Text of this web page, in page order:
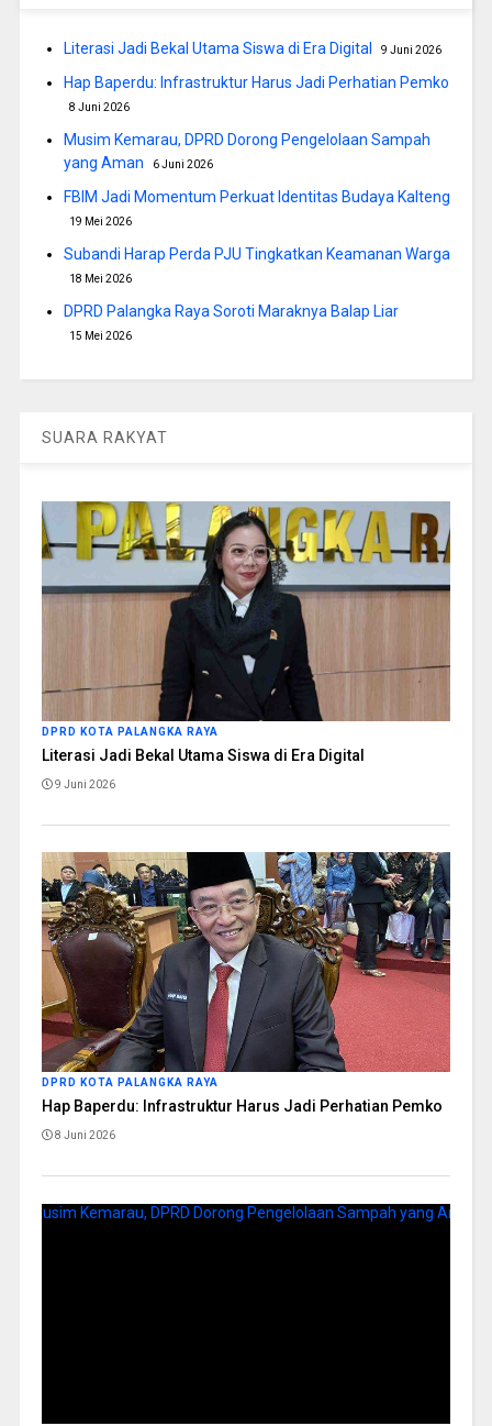
Literasi Jadi Bekal Utama Siswa di Era Digital 9 Juni 2026
Hap Baperdu: Infrastruktur Harus Jadi Perhatian Pemko
8 Juni 2026
Musim Kemarau, DPRD Dorong Pengelolaan Sampah
yang Aman
6 Juni 2026
FBIM Jadi Momentum Perkuat Identitas Budaya Kalteng
19 Mei 2026
Subandi Harap Perda PJU Tingkatkan Keamanan Warga
18 Mei 2026
DPRD Palangka Raya Soroti Maraknya Balap Liar
15 Mei 2026
SUARA RAKYAT
DPRD KOTA PALANGKA RAYA
Literasi Jadi Bekal Utama Siswa di Era Digital
9 Juni 2026
DPRD KOTA PALANGKA RAYA
Hap Baperdu: Infrastruktur Harus Jadi Perhatian Pemko
8 Juni 2026